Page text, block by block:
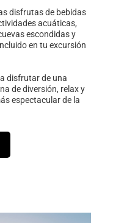
disfrutas de bebidas
acuáticas,
escondidas y
en tu excursión
disfrutar de una
de diversión, relax y
espectacular de la